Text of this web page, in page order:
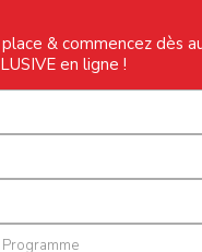
& commencez dès
en ligne !